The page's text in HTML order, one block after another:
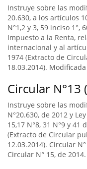
Instruye sobre las
20.630, a los artículos
N°1,2 y 3, 59 inciso 1°,
Impuesto a la Renta,
internacional y al
1974 (Extracto de
18.03.2014).
Circular
Instruye sobre las
N°20.630, de 2012 y
15,17 N°8, 31 N°9 y 41
(Extracto de Circular
12.03.2014). Circular
Circular N° 15, de 2014.